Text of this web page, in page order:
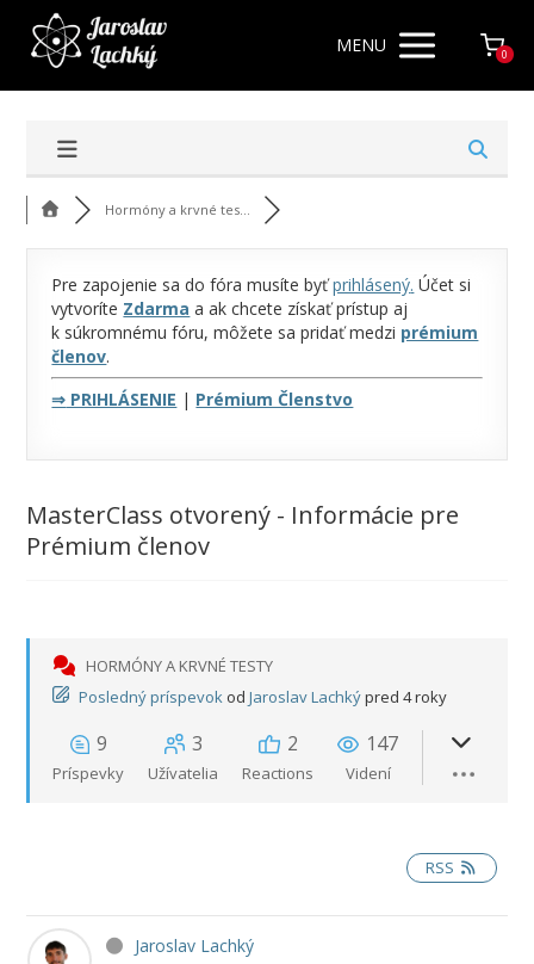
MENU 0
Hormóny a krvné tes...
Pre zapojenie sa do fóra musíte byťprihlásený. Účet si
vytvoríte Zdarma a ak chcete získať prístup aj
k súkromnému fóru, môžete sa pridať medzi prémium
členov.
⇒ PRIHLÁSENIE | Prémium Členstvo
MasterClass otvorený - Informácie pre
Prémium členov
HORMÓNY A KRVNÉ TESTY
Posledný príspevok od Jaroslav Lachkýpred 4 roky
9
Príspevky
3
Užívatelia
2
Reactions
147
Videní
RSS
Jaroslav Lachký